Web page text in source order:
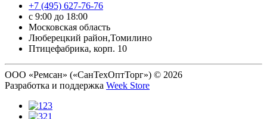
+7 (495) 627-76-76
с 9:00 до 18:00
Московская область
Люберецкий район,Томилино
Птицефабрика, корп. 10
ООО «Ремсан» («СанТехОптТорг») © 2026
Разработка и поддержка Week Store